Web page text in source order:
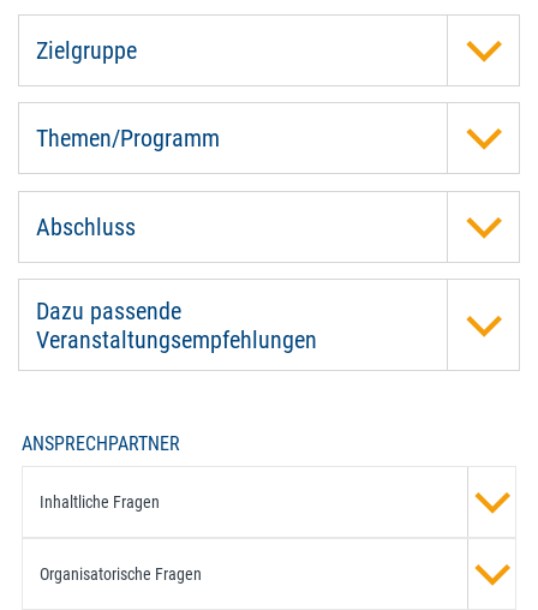
Zielgruppe
Themen/Programm
Abschluss
Dazu passende
Veranstaltungsempfehlungen
ANSPRECHPARTNER
Inhaltliche Fragen
Organisatorische Fragen